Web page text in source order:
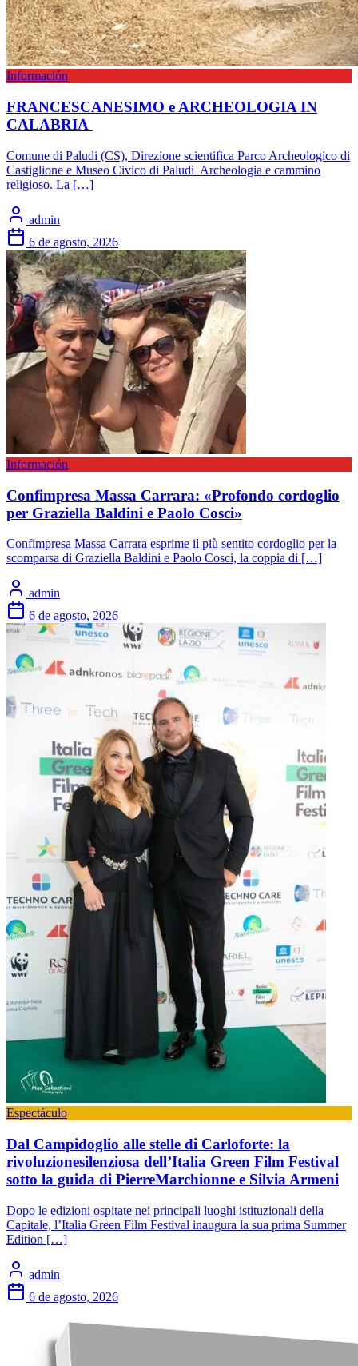
Información
FRANCESCANESIMO e ARCHEOLOGIA IN
CALABRIA
Comune di Paludi (CS), Direzione scientifica Parco Archeologico di
Castiglione e Museo Civico di Paludi Archeologia e cammino
religioso. La […]
admin
6 de agosto, 2026
Información
Confimpresa Massa Carrara: «Profondo cordoglio
per Graziella Baldini e Paolo Cosci»
Confimpresa Massa Carrara esprime il più sentito cordoglio per la
scomparsa di Graziella Baldini e Paolo Cosci, la coppia di […]
admin
6 de agosto, 2026
Espectáculo
Dal Campidoglio alle stelle di Carloforte: la
rivoluzionesilenziosa dell’Italia Green Film Festival
sotto la guida di PierreMarchionne e Silvia Armeni
Dopo le edizioni ospitate nei principali luoghi istituzionali della
Capitale, l’Italia Green Film Festival inaugura la sua prima Summer
Edition […]
admin
6 de agosto, 2026